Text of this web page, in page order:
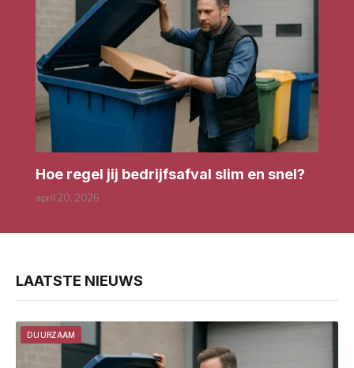
Hoe regel jij bedrijfsafval slim en snel?
april 20, 2026
LAATSTE NIEUWS
DUURZAAM